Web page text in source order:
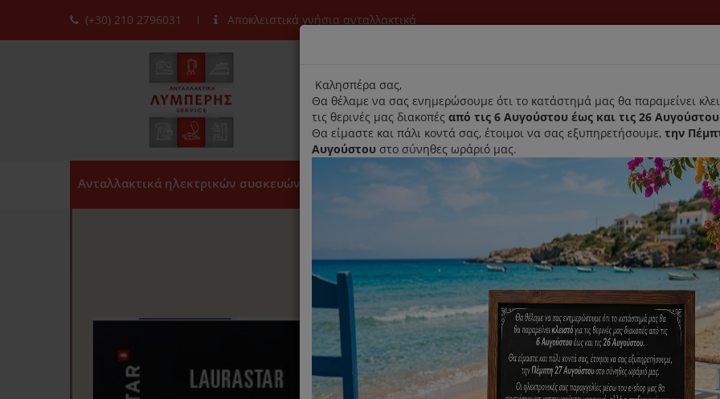
(+30) 210 2796031 Αποκλειστικά γνήσια ανταλλακτικά
Ανταλλακτικά ηλεκτρικών συσκευών Αρχική Παραλαβή- Παράδοση Κατ'οικον
title
Καλησπέρα σας,
Θα θέλαμε να σας ενημερώσουμε ότι το κατάστημά μας θα παραμείνει
τις θερινές μας διακοπές από τις 6 Αυγούστου έως και τις 26
Θα είμαστε και πάλι κοντά σας, έτοιμοι να σας εξυπηρετήσουμε, την
Αυγούστου στο σύνηθες ωράριό μας.